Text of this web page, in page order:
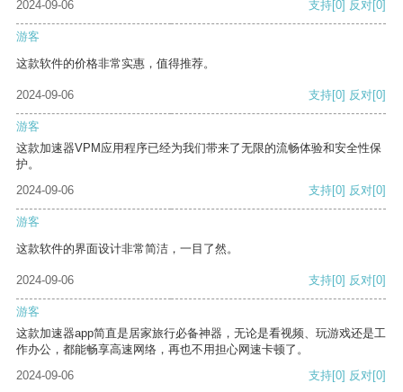
2024-09-06 支持[0] 反对[0]
游客
这款软件的价格非常实惠，值得推荐。
2024-09-06 支持[0] 反对[0]
游客
这款加速器VPM应用程序已经为我们带来了无限的流畅体验和安全性保
护。
2024-09-06
支持[0] 反对[0]
游客
这款软件的界面设计非常简洁，一目了然。
2024-09-06 支持[0] 反对[0]
游客
这款加速器app简直是居家旅行必备神器，无论是看视频、玩游戏还是工
作办公，都能畅享高速网络，再也不用担心网速卡顿了。
2024-09-06
支持[0] 反对[0]